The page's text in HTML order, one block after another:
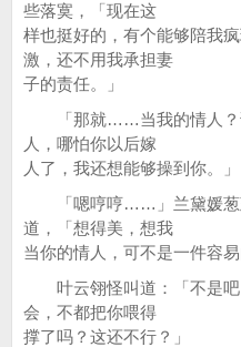
些落寞，「现在这
样也挺好的，有个能够陪我
激，还不用我承担妻
子的责任。」
「那就……当我的情人？
人，哪怕你以后嫁
人了，我还想能够操到你。」
「嗯哼哼……」兰黛媛葱
道，「想得美，想我
当你的情人，可不是一件容
叶云翎怪叫道：「不是吧
会，不都把你喂得
撑了吗？这还不行？」